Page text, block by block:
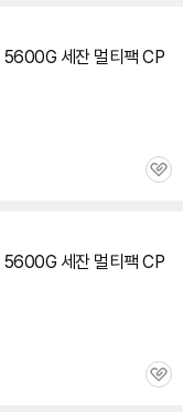
5600G 세잔멀티팩 CP
관
5600G 세잔멀티팩 CP
관